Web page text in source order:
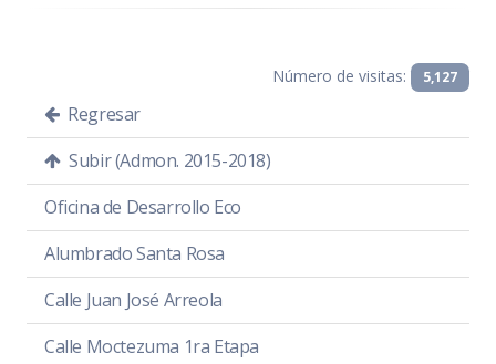
Número de visitas: 5,127
Regresar
Subir (Admon. 2015-2018)
Oficina de Desarrollo Eco
Alumbrado Santa Rosa
Calle Juan José Arreola
Calle Moctezuma 1ra Etapa